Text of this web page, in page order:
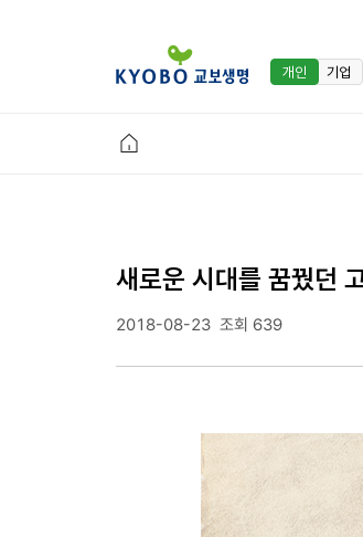
개인 기업
새로운 시대를 꿈꿨던
2018-08-23 조회 639